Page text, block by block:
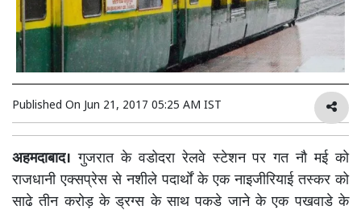
Published On Jun 21, 2017 05:25 AM IST
अहमदाबाद। गुजरात के वडोदरा रेलवे स्टेशन पर गत नौ मई को
राजधानी एक्सप्रेस से नशीले पदार्थों के एक नाइजीरियाई तस्कर को
साढे तीन करोड़ के ड्रग्स के साथ पकडे जाने के एक पखवाडे के